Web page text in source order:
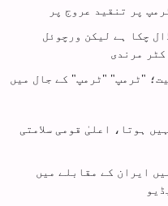
پر تنقید عروج پر
چکا ہے لیکن ورچوئل
مرندی
"ٹرمپ" "ٹرمپ" کے جال میں
ہوتا، اعلیٰ قومی سلامتی
ایران کے مقابلے میں